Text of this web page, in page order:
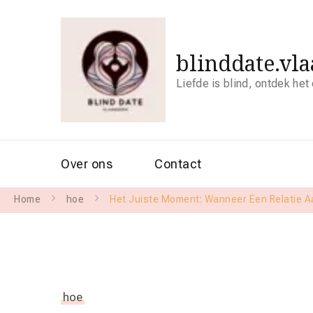
Liefde is blind, ontdek het
Over ons Contact
Home hoe Het Juiste Moment: Wanneer Een Relatie
hoe